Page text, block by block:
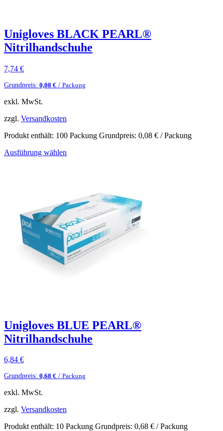
Unigloves BLACK PEARL®
Nitrilhandschuhe
7,74 €
Grundpreis: 0,08 € / Packung
exkl. MwSt.
zzgl. Versandkosten
Produkt enthält: 100 Packung Grundpreis: 0,08 € /Packung
Ausführung wählen
Unigloves BLUE PEARL®
Nitrilhandschuhe
6,84 €
Grundpreis: 0,68 € / Packung
exkl. MwSt.
zzgl. Versandkosten
Produkt enthält: 10 Packung Grundpreis: 0,68 € /Packung